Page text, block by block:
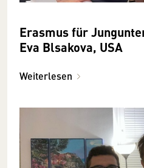
Erasmus für
Eva Blsakova, USA
Weiterlesen